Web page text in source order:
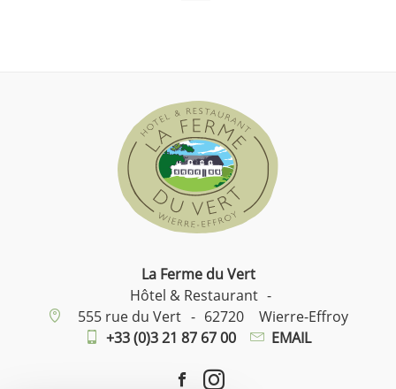
La Ferme du Vert
Hôtel & Restaurant -
555 rue du Vert - 62720
Wierre-Effroy
+33 (0)3 21 87 67 00
EMAIL